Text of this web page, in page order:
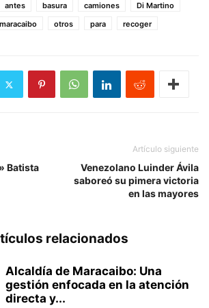
antes basura camiones
Di Martino
maracaibo otros para recoger
Batista
Artículo siguiente
Venezolano Luinder Ávila
saboreó su pimera victoria
en las mayores
relacionados
Alcaldía de Maracaibo: Una
gestión enfocada en la atención
directa y...